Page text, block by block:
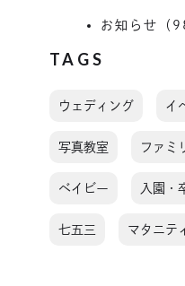
お知らせ（
TAGS
ウェディング イ
写真教室 ファミ
ベイビー 入園・
七五三 マタニテ